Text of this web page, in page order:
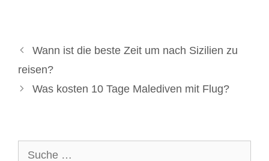
Wann ist die beste Zeit um nach Sizilien zu
reisen?
Was kosten 10 Tage Malediven mit Flug?